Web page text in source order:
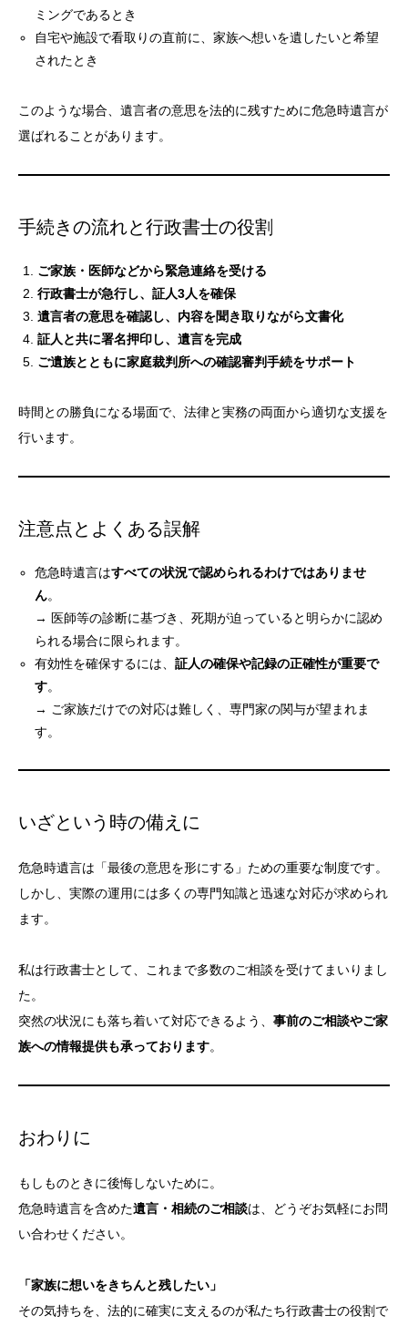
ミングであるとき
自宅や施設で看取りの直前に、家族へ想いを遺したいと希望
されたとき
このような場合、遺言者の意思を法的に残すために危急時遺言が
選ばれることがあります。
手続きの流れと行政書士の役割
ご家族・医師などから緊急連絡を受ける
行政書士が急行し、証人3人を確保
遺言者の意思を確認し、内容を聞き取りながら文書化
証人と共に署名押印し、遺言を完成
ご遺族とともに家庭裁判所への確認審判手続をサポート
時間との勝負になる場面で、法律と実務の両面から適切な支援を
行います。
注意点とよくある誤解
危急時遺言はすべての状況で認められるわけではありませ
ん。
→ 医師等の診断に基づき、死期が迫っていると明らかに認め
られる場合に限られます。
有効性を確保するには、証人の確保や記録の正確性が重要で
す。
→ ご家族だけでの対応は難しく、専門家の関与が望まれま
す。
いざという時の備えに
危急時遺言は「最後の意思を形にする」ための重要な制度です。
しかし、実際の運用には多くの専門知識と迅速な対応が求められ
ます。
私は行政書士として、これまで多数のご相談を受けてまいりまし
た。
突然の状況にも落ち着いて対応できるよう、 事前のご相談やご家
族への情報提供も承っております。
おわりに
もしものときに後悔しないために。
危急時遺言を含めた遺言・相続のご相談は、どうぞお気軽にお問
い合わせください。
「家族に想いをきちんと残したい」
その気持ちを、法的に確実に支えるのが私たち行政書士の役割で